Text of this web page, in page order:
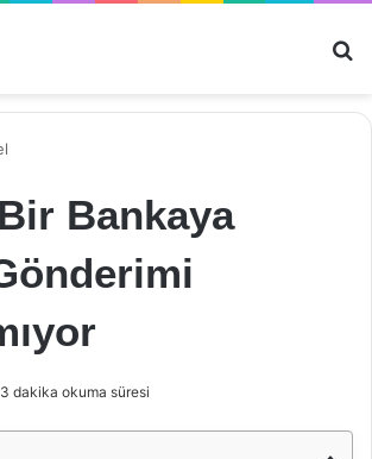
Bankaya
3 dakika okuma süresi